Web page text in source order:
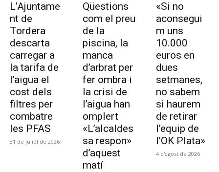
L’Ajuntame
nt de
Tordera
descarta
carregar a
la tarifa de
l’aigua el
cost dels
filtres per
combatre
les PFAS
31 de juliol de 2026
Qüestions
com el preu
de la
piscina, la
manca
d’arbrat per
fer ombra i
la crisi de
l’aigua han
omplert
«L’alcaldes
sa respon»
d’aquest
matí
«Si no
aconsegui
m uns
10.000
euros en
dues
setmanes,
no sabem
si haurem
de retirar
l’equip de
l’OK Plata»
4 d'agost de 2026